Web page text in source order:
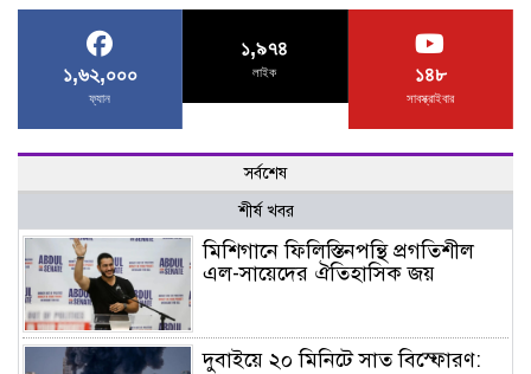
১,৬২,০০০
ফ্যান
১,৯৭৪
লাইক ১৪৮
সাবস্ক্রাইবার
সর্বশেষ
শীর্ষ খবর
মিশিগানে ফিলিস্তিনপন্থি প্রগতিশীল
এল-সায়েদের ঐতিহাসিক জয়
দুবাইয়ে ২০ মিনিটে সাত বিস্ফোরণ: